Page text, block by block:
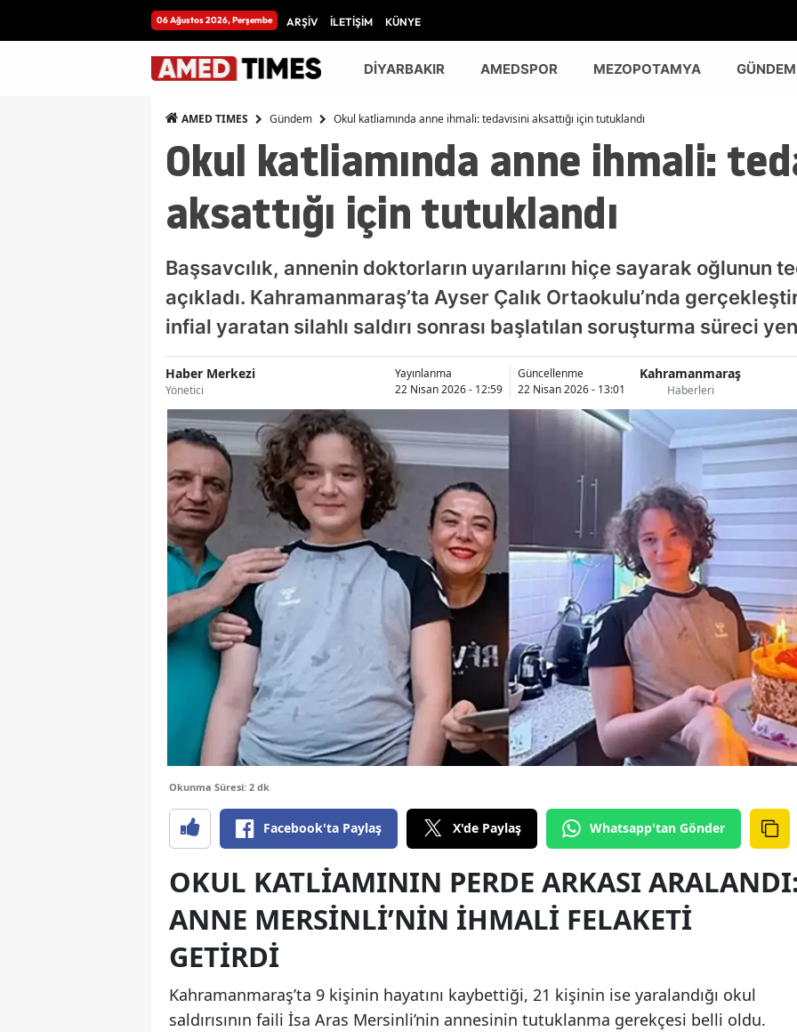
06 Ağustos 2026, Perşembe ARŞİV İLETİŞİM KÜNYE
DİYARBAKIR AMEDSPOR MEZOPOTAMYA GÜNDEM
AMED TIMES Gündem Okul katliamında anne ihmali: tedavisini aksattığı için tutuklandı
Okul katliamında anne ihmali:
aksattığı için tutuklandı
Başsavcılık, annenin doktorların uyarılarını hiçe sayarak oğlunun
açıkladı. Kahramanmaraş’ta Ayser Çalık Ortaokulu’nda
infial yaratan silahlı saldırı sonrası başlatılan soruşturma süreci
Haber Merkezi
Yönetici
Yayınlanma
22 Nisan 2026 - 12:59
Güncellenme
22 Nisan 2026 - 13:01
Kahramanmaraş
Haberleri
Okunma Süresi: 2 dk
Facebook'ta Paylaş X'de Paylaş Whatsapp'tan Gönder
OKUL KATLIAMININ PERDE ARKASI ARALANDI:
ANNE MERSINLI’NIN IHMALI FELAKETI
GETIRDI
Kahramanmaraş’ta 9 kişinin hayatını kaybettiği, 21 kişinin ise yaralandığı okul
saldırısının faili İsa Aras Mersinli’nin annesinin tutuklanma gerekçesi belli oldu.